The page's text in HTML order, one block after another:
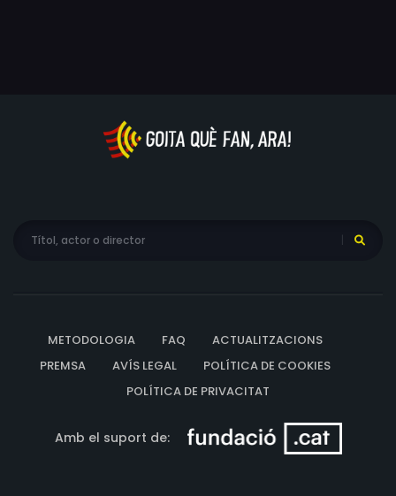
METODOLOGIA FAQ
ACTUALITZACIONS
PREMSA
AVÍS LEGAL
POLÍTICA DE COOKIES
POLÍTICA DE PRIVACITAT
Amb el suport de: